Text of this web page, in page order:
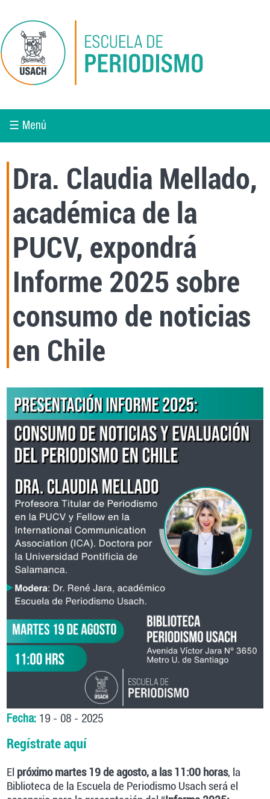
☰ Menú
Dra. Claudia Mellado,
académica de la
PUCV, expondrá
Informe 2025 sobre
consumo de noticias
en Chile
Fecha: 19 - 08 - 2025
Regístrate aquí
El próximo martes 19 de agosto, a las 11:00 horas, la
Biblioteca de la Escuela de Periodismo Usach será el